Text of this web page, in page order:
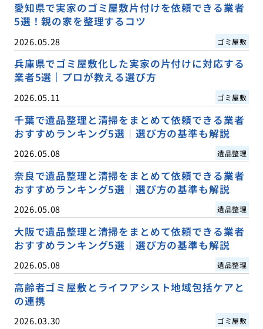
愛知県で実家のゴミ屋敷片付けを依頼できる業者
5選！親の家を整理するコツ
2026.05.28 ゴミ屋敷
兵庫県でゴミ屋敷化した実家の片付けに対応する
業者5選｜プロが教える選び方
2026.05.11 ゴミ屋敷
千葉で遺品整理と清掃をまとめて依頼できる業者
おすすめランキング5選｜選び方の基準も解説
2026.05.08 遺品整理
奈良で遺品整理と清掃をまとめて依頼できる業者
おすすめランキング5選｜選び方の基準も解説
2026.05.08 遺品整理
大阪で遺品整理と清掃をまとめて依頼できる業者
おすすめランキング5選｜選び方の基準も解説
2026.05.08 遺品整理
高齢者ゴミ屋敷とライフアシスト地域包括ケアと
の連携
2026.03.30 ゴミ屋敷